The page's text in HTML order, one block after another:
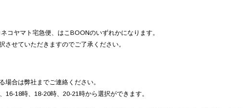
コヤマト宅急便、はこBOONのいずれかになります。
せていただきますのでご了承ください。
場合は弊社までご連絡ください。
16-18時、18-20時、20-21時から選択ができます。